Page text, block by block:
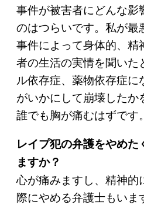
事件が被害者にどんな影
のはつらいです。私が最
事件によって身体的、精
者の生活の実情を聞いた
ル依存症、薬物依存症
がいかにして崩壊したか
誰でも胸が痛むはずです。
レイプ犯の弁護をやめた
ますか？
心が痛みますし、精神的
際にやめる弁護士もい